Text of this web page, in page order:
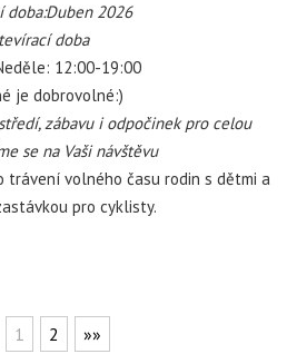
doba:Duben 2026
doba
12:00-19:00
je dobrovolné:)
zábavu i odpočinek pro celou
se na Vaši návštěvu
trávení volného času rodin s dětmi a
pro cyklisty.
1 2 »»